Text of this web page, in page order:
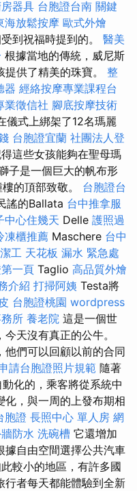
器具 台胞證台南 關鍵
海放鬆按摩 歐式外燴
到祝福時提到的。 醫美
根據當地的傳統，威尼斯
供了精美的珠寶。 整
器 經絡按摩專業課程台
業徵信社 腳底按摩技術
儀式上綁架了12名瑪麗
台胞證宜蘭 社團法人登
這些女孩能夠在聖母瑪
子是一個巨大的帆布形
的頂部致敬。 台胞證台
謠的Ballata 台中推拿服
中心住幾天 Delle 護照過
凍櫃推薦 Maschere 台中
工 天花板 漏水 緊急處
一頁 Taglio 高品質外燴
介紹 打掃阿姨 Testa將
台胞證桃園 wordpress
所 養老院 這是一個世
天沒有真正的公牛。
他們可以回顧以前的合同
請台胞證照片規範 隨著
化的，乘客將從系統中
化，與一周的上發布期相
胞證 長照中心 單人房 網
防水 洗碗槽 它還增加
據自由空間選擇公共汽車
較小的地區，有許多國
行者每天都能體驗到全新